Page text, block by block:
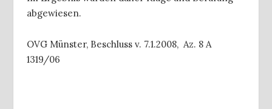
abgewiesen.
OVG Münster, Beschluss v. 7.1.2008, Az. 8 A
1319/06